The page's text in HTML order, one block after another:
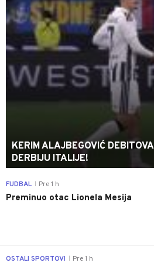
KERIM ALAJBEGOVIĆ
DERBIJU ITALIJE!
FUDBAL Pre 1 h
Preminuo otac Lionela Mesija
OSTALI SPORTOVI Pre 1 h